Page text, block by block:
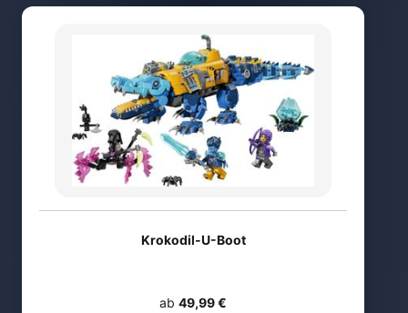
Krokodil-U-Boot
ab 49,99 €